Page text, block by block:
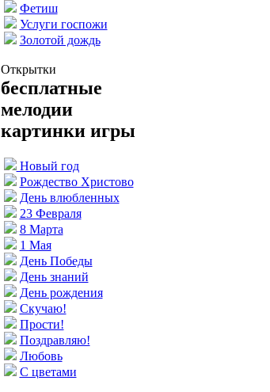
Фетиш
Услуги госпожи
Золотой дождь
Открытки
бесплатные
мелодии
картинки игры
Новый год
Рождество Христово
День влюбленных
23 Февраля
8 Марта
1 Мая
День Победы
День знаний
День рождения
Скучаю!
Прости!
Поздравляю!
Любовь
С цветами